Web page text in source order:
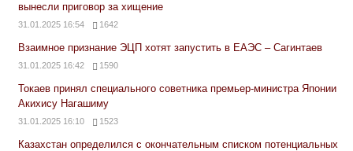
вынесли приговор за хищение
31.01.2025 16:54 1642
Взаимное признание ЭЦП хотят запустить в ЕАЭС – Сагинтаев
31.01.2025 16:42 1590
Токаев принял специального советника премьер-министра Японии
Акихису Нагашиму
31.01.2025 16:10 1523
Казахстан определился с окончательным списком потенциальных